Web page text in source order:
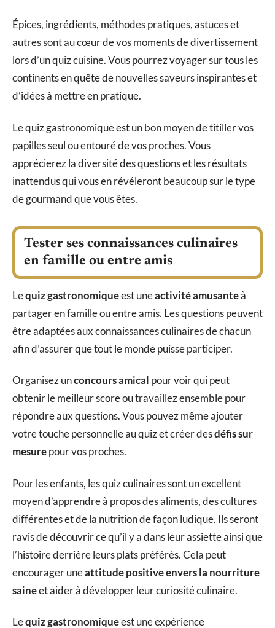
Épices, ingrédients, méthodes pratiques, astuces et
autres sont au cœur de vos moments de divertissement
lors d’un quiz cuisine. Vous pourrez voyager sur tous les
continents en quête de nouvelles saveurs inspirantes et
d’idées à mettre en pratique.
Le quiz gastronomique est un bon moyen de titiller vos
papilles seul ou entouré de vos proches. Vous
apprécierez la diversité des questions et les résultats
inattendus qui vous en révéleront beaucoup sur le type
de gourmand que vous êtes.
Tester ses connaissances culinaires
en famille ou entre amis
Lequiz gastronomiqueest uneactivité amusanteà
partager en famille ou entre amis. Les questions peuvent
être adaptées aux connaissances culinaires de chacun
afin d’assurer que tout le monde puisse participer.
Organisez unconcours amical pour voir qui peut
obtenir le meilleur score ou travaillez ensemble pour
répondre aux questions. Vous pouvez même ajouter
votre touche personnelle au quiz et créer desdéfis sur
mesurepour vos proches.
Pour les enfants, les quiz culinaires sont un excellent
moyen d’apprendre à propos des aliments, des cultures
différentes et de la nutrition de façon ludique. Ils seront
ravis de découvrir ce qu’il y a dans leur assiette ainsi que
l’histoire derrière leurs plats préférés. Cela peut
encourager uneattitude positive envers la nourriture
saineet aider à développer leur curiosité culinaire.
Lequiz gastronomiqueest une expérience